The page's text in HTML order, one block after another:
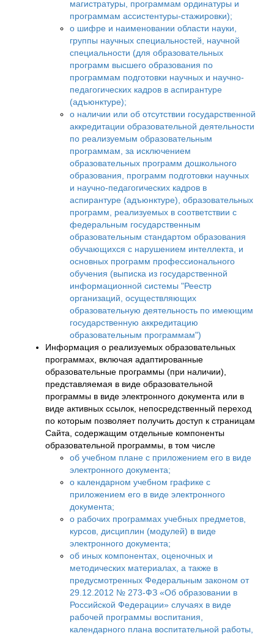
магистратуры, программам ординатуры и
программам ассистентуры-стажировки);
о шифре и наименовании области науки,
группы научных специальностей, научной
специальности (для образовательных
программ высшего образования по
программам подготовки научных и научно-
педагогических кадров в аспирантуре
(адъюнктуре);
о наличии или об отсутствии государственной
аккредитации образовательной деятельности
по реализуемым образовательным
программам, за исключением
образовательных программ дошкольного
образования, программ подготовки научных
и научно-педагогических кадров в
аспирантуре (адъюнктуре), образовательных
программ, реализуемых в соответствии с
федеральным государственным
образовательным стандартом образования
обучающихся с нарушением интеллекта, и
основных программ профессионального
обучения (выписка из государственной
информационной системы "Реестр
организаций, осуществляющих
образовательную деятельность по имеющим
государственную аккредитацию
образовательным программам")
Информация о реализуемых образовательных
программах, включая адаптированные
образовательные программы (при наличии),
представляемая в виде образовательной
программы в виде электронного документа или в
виде активных ссылок, непосредственный переход
по которым позволяет получить доступ к страницам
Сайта, содержащим отдельные компоненты
образовательной программы, в том числе
об учебном плане с приложением его в виде
электронного документа;
о календарном учебном графике с
приложением его в виде электронного
документа;
о рабочих программах учебных предметов,
курсов, дисциплин (модулей) в виде
электронного документа;
об иных компонентах, оценочных и
методических материалах, а также в
предусмотренных Федеральным законом от
29.12.2012 № 273-ФЗ «Об образовании в
Российской Федерации» случаях в виде
рабочей программы воспитания,
календарного плана воспитательной работы,